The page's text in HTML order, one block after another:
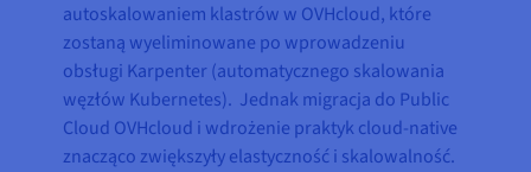
autoskalowaniem klastrów w OVHcloud, które
zostaną wyeliminowane po wprowadzeniu
obsługi Karpenter (automatycznego skalowania
węzłów Kubernetes). Jednak migracja do Public
Cloud OVHcloud i wdrożenie praktyk cloud-native
znacząco zwiększyły elastyczność i skalowalność.